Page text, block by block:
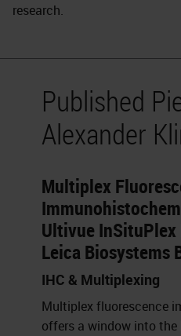
research.
Published
Alexander
Multiplex
Ultivue
Leica Biosystems
IHC & Multiplexing
Multiplex fluorescence
offers a window into